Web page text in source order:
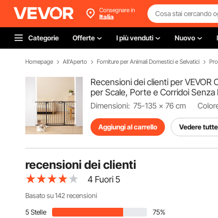
Consegnare in
Italia
Categorie Offerte I più venduti Nuovo
Homepage All'Aperto Forniture per Animali Domestici e Selvatici
Recensioni dei clienti per
per Scale, Porte e Corridoi
Dimensioni: 75-135 × 76 cm
Aggiungi al carrello Vedere
recensioni dei clienti
4 Fuori 5
Basato su 142 recensioni
5 Stelle
75%